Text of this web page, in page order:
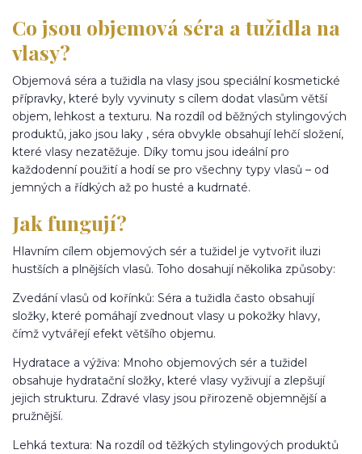
Co jsou objemová séra a tužidla na
vlasy?
Objemová séra a tužidla na vlasy jsou speciální kosmetické
přípravky, které byly vyvinuty s cílem dodat vlasům větší
objem, lehkost a texturu. Na rozdíl od běžných stylingových
produktů, jako jsou laky , séra obvykle obsahují lehčí složení,
které vlasy nezatěžuje. Díky tomu jsou ideální pro
každodenní použití a hodí se pro všechny typy vlasů – od
jemných a řídkých až po husté a kudrnaté.
Jak fungují?
Hlavním cílem objemových sér a tužidel je vytvořit iluzi
hustších a plnějších vlasů. Toho dosahují několika způsoby:
Zvedání vlasů od kořínků: Séra a tužidla často obsahují
složky, které pomáhají zvednout vlasy u pokožky hlavy,
čímž vytvářejí efekt většího objemu.
Hydratace a výživa: Mnoho objemových sér a tužidel
obsahuje hydratační složky, které vlasy vyživují a zlepšují
jejich strukturu. Zdravé vlasy jsou přirozeně objemnější a
pružnější.
Lehká textura: Na rozdíl od těžkých stylingových produktů